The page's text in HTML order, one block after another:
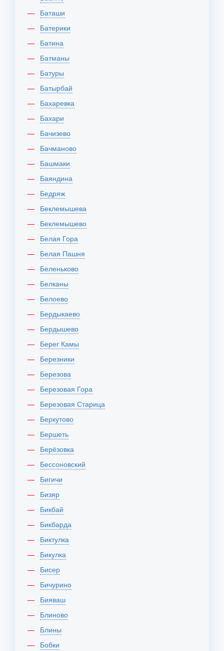
Баташи
Батерики
Батина
Батманы
Батуры
Батырбай
Бахаревка
Бахари
Бачизево
Бачманово
Башмаки
Баяндина
Бедряж
Беклемышева
Беклемышево
Белая Гора
Белая Пашня
Беленьково
Белканы
Белоево
Бердыкаево
Бердышево
Берег Камы
Березники
Березова
Березовая Гора
Березовая Старица
Беркутово
Бершеть
Берёзовка
Бессоновский
Бигичи
Бизяр
Бикбай
Бикбарда
Биктулка
Бикулка
Бисер
Бичурино
Бияваш
Блиново
Блины
Бобки